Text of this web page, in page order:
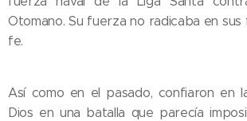
Otomano. Su fuerza no radicaba en sus
fe.
Así como en el pasado, confiaron en
Dios en una batalla que parecía